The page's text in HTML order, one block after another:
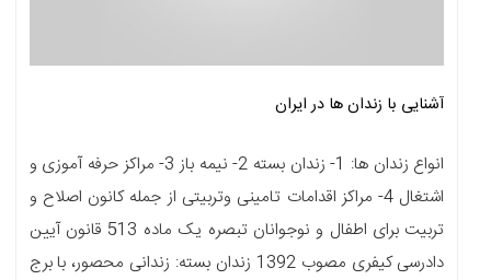
آشنایی با زندان ها در ایران
انواع زندان ها: 1- زندان بسته 2- نیمه باز 3- مراکز حرفه آموزی و
اشتغال 4- مراکز اقدامات تامینی وتربیتی از جمله کانون اصلاح و
تربیت برای اطفال و نوجوانان تبصره یک ماده 513 قانون آیین
دادرسی کیفری مصوب 1392 زندان بسته: زندانی محصور، با برج